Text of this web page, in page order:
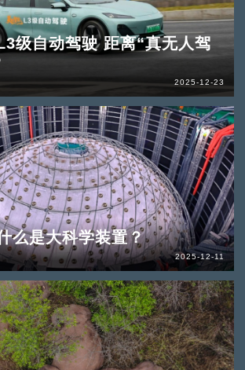
级自动驾驶 距离“真无人驾
2025-12-23
么是大科学装置？
2025-12-11